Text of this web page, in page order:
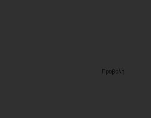
Προβολή